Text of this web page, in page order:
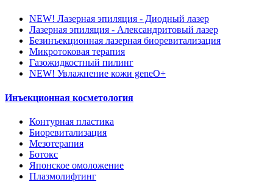
NEW! Лазерная эпиляция - Диодный лазер
Лазерная эпиляция - Александритовый лазер
Безинъекционная лазерная биоревитализация
Микротоковая терапия
Газожидкостный пилинг
NEW! Увлажнение кожи geneO+
Инъекционная косметология
Контурная пластика
Биоревитализация
Мезотерапия
Ботокс
Японское омоложение
Плазмолифтинг